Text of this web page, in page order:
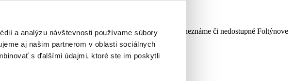
a analýzu návštevnosti používame súbory
aj našim partnerom v oblasti sociálnych
s ďalšími údajmi, ktoré ste im poskytli
sa ho snaží obohatiť, a to napríklad o niektoré predtým neznáme či nedostupné Foltýnove